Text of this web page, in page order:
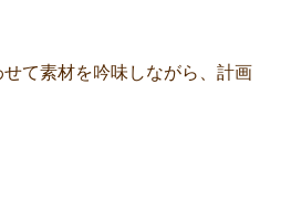
て素材を吟味しながら、計画